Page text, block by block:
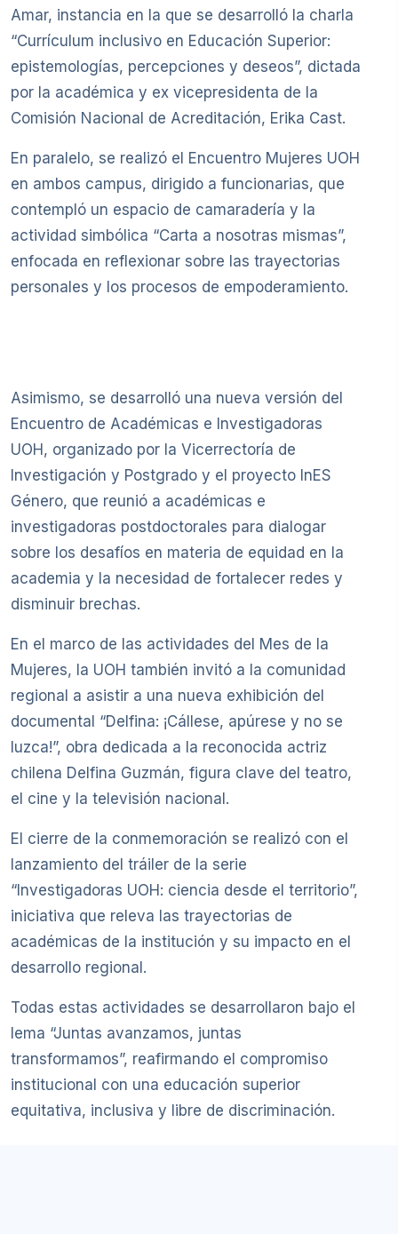
Amar, instancia en la que se desarrolló la charla
“Currículum inclusivo en Educación Superior:
epistemologías, percepciones y deseos”, dictada
por la académica y ex vicepresidenta de la
Comisión Nacional de Acreditación, Erika Cast.
En paralelo, se realizó el Encuentro Mujeres UOH
en ambos campus, dirigido a funcionarias, que
contempló un espacio de camaradería y la
actividad simbólica “Carta a nosotras mismas”,
enfocada en reflexionar sobre las trayectorias
personales y los procesos de empoderamiento.
Asimismo, se desarrolló una nueva versión del
Encuentro de Académicas e Investigadoras
UOH, organizado por la Vicerrectoría de
Investigación y Postgrado y el proyecto InES
Género, que reunió a académicas e
investigadoras postdoctorales para dialogar
sobre los desafíos en materia de equidad en la
academia y la necesidad de fortalecer redes y
disminuir brechas.
En el marco de las actividades del Mes de la
Mujeres, la UOH también invitó a la comunidad
regional a asistir a una nueva exhibición del
documental “Delfina: ¡Cállese, apúrese y no se
luzca!”, obra dedicada a la reconocida actriz
chilena Delfina Guzmán, figura clave del teatro,
el cine y la televisión nacional.
El cierre de la conmemoración se realizó con el
lanzamiento del tráiler de la serie
“Investigadoras UOH: ciencia desde el territorio”,
iniciativa que releva las trayectorias de
académicas de la institución y su impacto en el
desarrollo regional.
Todas estas actividades se desarrollaron bajo el
lema “Juntas avanzamos, juntas
transformamos”, reafirmando el compromiso
institucional con una educación superior
equitativa, inclusiva y libre de discriminación.